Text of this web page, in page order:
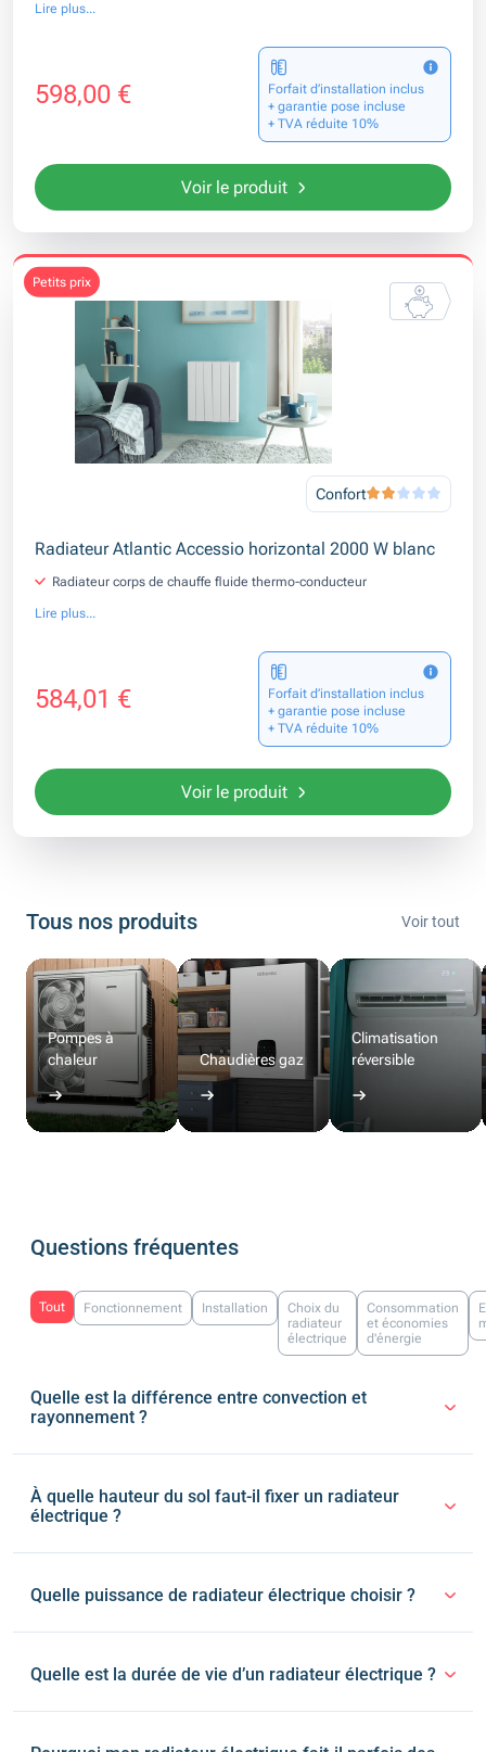
Lire plus...
598,00 €
Forfait d’installation inclus
+ garantie pose incluse
+ TVA réduite 10%
Voir le produit
petits prix
Confort
Radiateur Atlantic Accessio horizontal 2000 W blanc
Radiateur corps de chauffe fluide thermo-conducteur
Lire plus...
584,01 €
Forfait d’installation inclus
+ garantie pose incluse
+ TVA réduite 10%
Voir le produit
Tous nos produits Voir tout
Pompes à
chaleur
Chaudières gaz
Climatisation
réversible
Questions fréquentes
Tout Fonctionnement Installation
Choix du
radiateur
électrique
Consommation
et économies
d'énergie
Quelle est la différence entre convection et
rayonnement ?
À quelle hauteur du sol faut-il fixer un radiateur
électrique ?
Quelle puissance de radiateur électrique choisir ?
Quelle est la durée de vie d’un radiateur électrique ?